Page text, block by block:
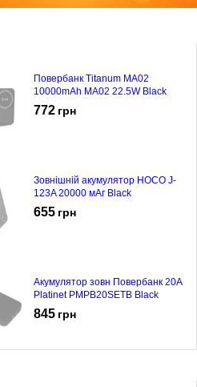
Повербанк Titanum MA02
10000mAh MA02 22.5W Black
772 грн
Зовнішній акумулятор HOCO J-
123A 20000 мАг Black
655 грн
Акумулятор зовн Повербанк 20A
Platinet PMPB20SETB Black
845 грн